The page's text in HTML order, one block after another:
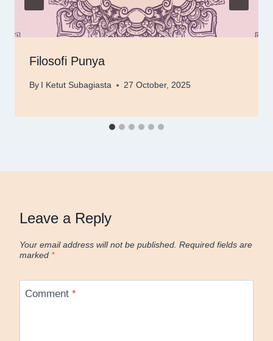
Filosofi Punya
By I Ketut Subagiasta 27 October, 2025
Leave a Reply
Your email address will not be published. Required fields are
marked *
Comment *